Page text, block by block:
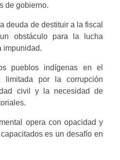
de gobierno.
deuda de destituir a la fiscal
obstáculo para la lucha
impunidad.
pueblos indígenas en el
limitada por la corrupción
civil y la necesidad de
opera con opacidad y
es un desafío en